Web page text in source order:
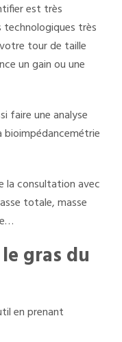
est très
très
tour de taille
un gain ou une
faire une analyse
la consultation avec
totale, masse
gras du
en prenant